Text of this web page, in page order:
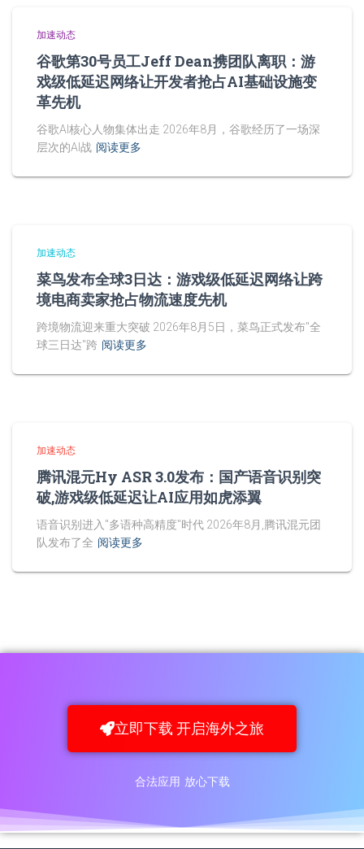
加速动态
谷歌第30号员工Jeff Dean携团队离职：游
戏级低延迟网络让开发者抢占AI基础设施变
革先机
谷歌AI核心人物集体出走 2026年8月，谷歌经历了一场深
层次的AI战 阅读更多
加速动态
菜鸟发布全球3日达：游戏级低延迟网络让跨
境电商卖家抢占物流速度先机
跨境物流迎来重大突破 2026年8月5日，菜鸟正式发布"全
球三日达"跨 阅读更多
加速动态
腾讯混元Hy ASR 3.0发布：国产语音识别突
破,游戏级低延迟让AI应用如虎添翼
语音识别进入"多语种高精度"时代 2026年8月,腾讯混元团
队发布了全 阅读更多
立即下载 开启海外之旅
合法应用 放心下载